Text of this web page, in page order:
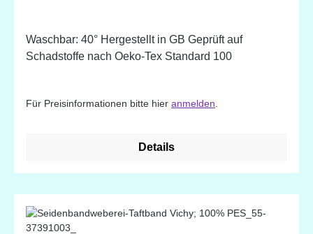
Waschbar: 40° Hergestellt in GB Geprüft auf
Schadstoffe nach Oeko-Tex Standard 100
Für Preisinformationen bitte hier anmelden
Details